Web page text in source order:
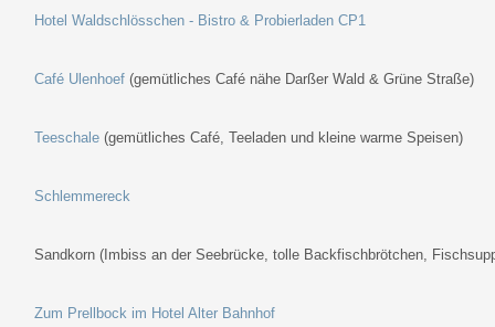
Hotel Waldschlösschen - Bistro & Probierladen CP1
Café Ulenhoef (gemütliches Café nähe Darßer Wald & Grüne Straße)
Teeschale (gemütliches Café, Teeladen und kleine warme Speisen)
Schlemmereck
Sandkorn (Imbiss an der Seebrücke, tolle Backfischbrötchen,
Zum Prellbock im Hotel Alter Bahnhof